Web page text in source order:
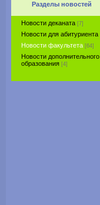
Разделы новостей
Новости деканата [7]
Новости для абитуриента
Новости факультета [64]
Новости дополнительного
образования [4]